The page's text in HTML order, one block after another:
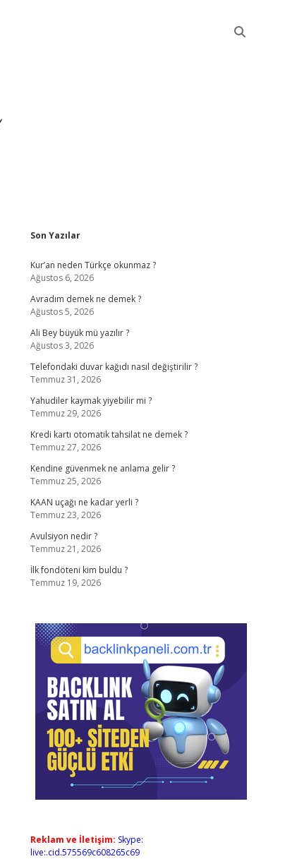
Sidebar
Son Yazılar
Kur’an neden Türkçe okunmaz ?
Ağustos 6, 2026
Avradım demek ne demek ?
Ağustos 5, 2026
Ali Bey büyük mü yazılır ?
Ağustos 3, 2026
Telefondaki duvar kağıdı nasıl değiştirilir ?
Temmuz 31, 2026
Yahudiler kaymak yiyebilir mi ?
Temmuz 29, 2026
Kredi kartı otomatik tahsilat ne demek ?
Temmuz 27, 2026
Kendine güvenmek ne anlama gelir ?
Temmuz 25, 2026
KAAN uçağı ne kadar yerli ?
Temmuz 23, 2026
Avulsiyon nedir ?
Temmuz 21, 2026
İlk fondöteni kim buldu ?
Temmuz 19, 2026
Reklam ve İletişim: Skype:
live:.cid.575569c608265c69